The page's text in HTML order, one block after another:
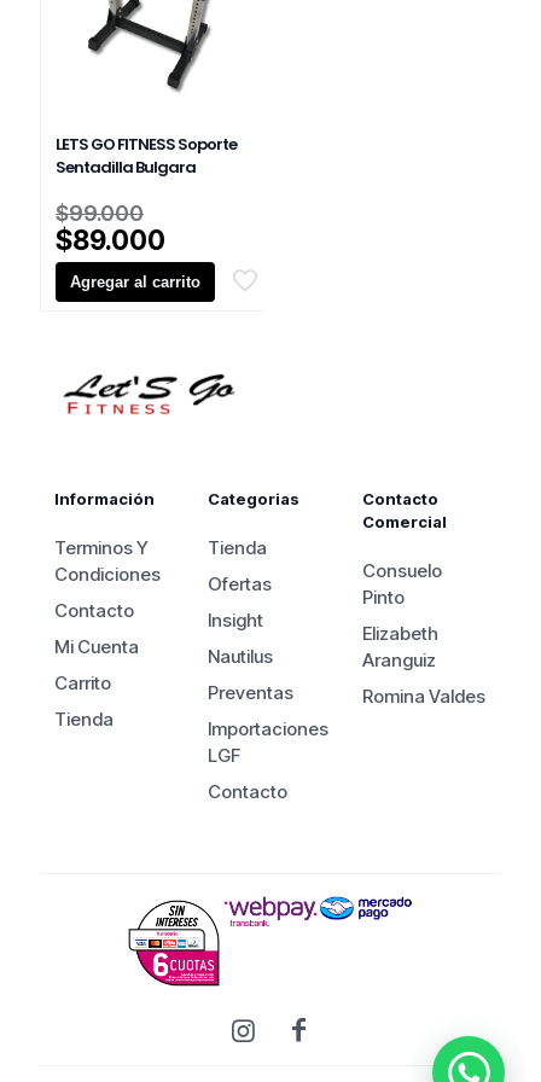
LETS GO FITNESS Soporte
Sentadilla Bulgara
$99.000
precio
original
era:
$89.000
precio
actual
Agregar al carrito
Información
Terminos Y
Condiciones
Contacto
Mi Cuenta
Carrito
Tienda
Categorias
Tienda
Ofertas
Insight
Nautilus
Preventas
Importaciones
LGF
Contacto
Contacto
Comercial
Consuelo
Pinto
Elizabeth
Aranguiz
Romina Valdes